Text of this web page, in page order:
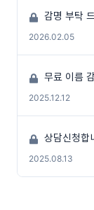
감명 부탁
2026.02.05
무료 이름
2025.12.12
상담신청합
2025.08.13